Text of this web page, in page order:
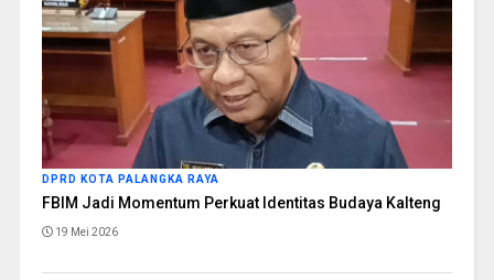
DPRD KOTA PALANGKA RAYA
FBIM Jadi Momentum Perkuat Identitas Budaya Kalteng
19 Mei 2026